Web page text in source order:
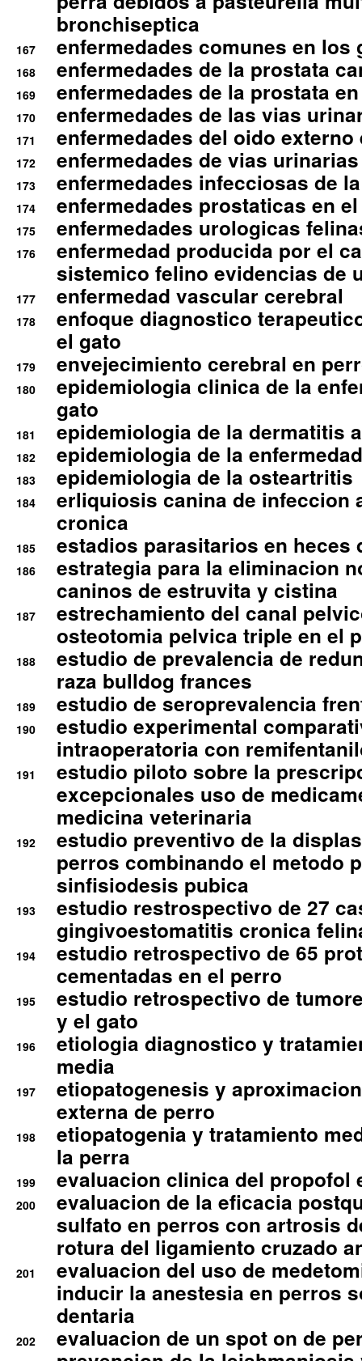
bronchiseptica
167 enfermedades comunes en los
168 enfermedades de la prostata
169 enfermedades de la prostata
170 enfermedades de las vias
171 enfermedades del oido
172 enfermedades de vias
173 enfermedades infecciosas de
174 enfermedades prostaticas en
175 enfermedades urologicas
176
enfermedad producida por el
sistemico felino evidencias de
177 enfermedad vascular cerebral
178
enfoque diagnostico
el gato
179 envejecimiento cerebral en
180
epidemiologia clinica de la
gato
181 epidemiologia de la dermatitis
182 epidemiologia de la
183 epidemiologia de la osteartritis
184
erliquiosis canina de infeccion
cronica
185 estadios parasitarios en heces
186
estrategia para la eliminacion
caninos de estruvita y cistina
187
estrechamiento del canal
osteotomia pelvica triple en el
188
estudio de prevalencia de
raza bulldog frances
189 estudio de seroprevalencia
190
estudio experimental
intraoperatoria con
191
estudio piloto sobre la
excepcionales uso de
medicina veterinaria
192
estudio preventivo de la
perros combinando el metodo
sinfisiodesis pubica
193
estudio restrospectivo de 27
gingivoestomatitis cronica
194
estudio retrospectivo de 65
cementadas en el perro
195
estudio retrospectivo de
y el gato
196
etiologia diagnostico y
media
197
etiopatogenesis y
externa de perro
198
etiopatogenia y tratamiento
la perra
199 evaluacion clinica del propofol
200
evaluacion de la eficacia
sulfato en perros con artrosis
rotura del ligamiento cruzado
201
evaluacion del uso de
inducir la anestesia en perros
dentaria
202
evaluacion de un spot on de